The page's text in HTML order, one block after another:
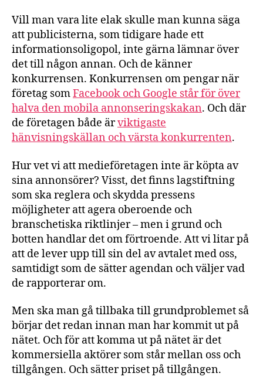
Vill man vara lite elak skulle man kunna säga
att publicisterna, som tidigare hade ett
informationsoligopol, inte gärna lämnar över
det till någon annan. Och de känner
konkurrensen. Konkurrensen om pengar när
företag somFacebook och Google står för över
halva den mobila annonseringskakan. Och där
de företagen både ärviktigaste
hänvisningskällan och värsta konkurrenten.
Hur vet vi att medieföretagen inte är köpta av
sina annonsörer? Visst, det finns lagstiftning
som ska reglera och skydda pressens
möjligheter att agera oberoende och
branschetiska riktlinjer – men i grund och
botten handlar det om förtroende. Att vi litar på
att de lever upp till sin del av avtalet med oss,
samtidigt som de sätter agendan och väljer vad
de rapporterar om.
Men ska man gå tillbaka till grundproblemet så
börjar det redan innan man har kommit ut på
nätet. Och för att komma ut på nätet är det
kommersiella aktörer som står mellan oss och
tillgången. Och sätter priset på tillgången.